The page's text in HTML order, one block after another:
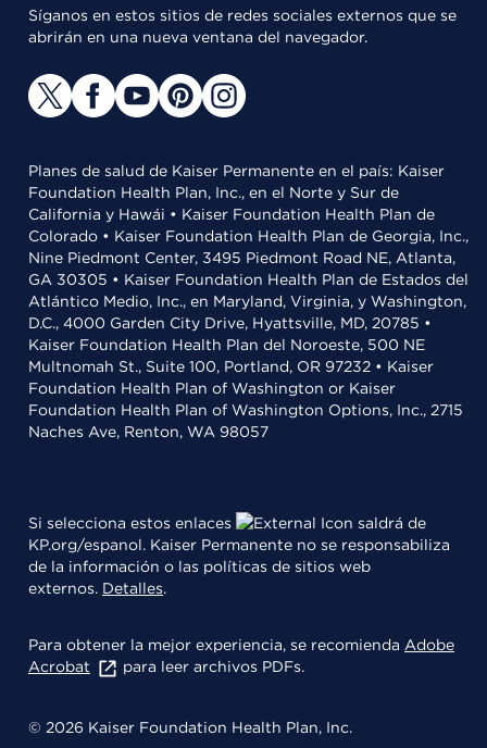
Síganos en estos sitios de redes sociales externos que se
abrirán en una nueva ventana del navegador.
Planes de salud de Kaiser Permanente en el país: Kaiser
Foundation Health Plan, Inc., en el Norte y Sur de
California y Hawái • Kaiser Foundation Health Plan de
Colorado • Kaiser Foundation Health Plan de Georgia, Inc.,
Nine Piedmont Center, 3495 Piedmont Road NE, Atlanta,
GA 30305 • Kaiser Foundation Health Plan de Estados del
Atlántico Medio, Inc., en Maryland, Virginia, y Washington,
D.C., 4000 Garden City Drive, Hyattsville, MD, 20785 •
Kaiser Foundation Health Plan del Noroeste, 500 NE
Multnomah St., Suite 100, Portland, OR 97232 • Kaiser
Foundation Health Plan of Washington or Kaiser
Foundation Health Plan of Washington Options, Inc., 2715
Naches Ave, Renton, WA 98057
Si selecciona estos enlaces
saldrá de
KP.org/espanol. Kaiser Permanente no se responsabiliza
de la información o las políticas de sitios web
externos. Detalles.
Para obtener la mejor experiencia, se recomienda Adobe
Acrobat
para leer archivos PDFs.
© 2026 Kaiser Foundation Health Plan, Inc.